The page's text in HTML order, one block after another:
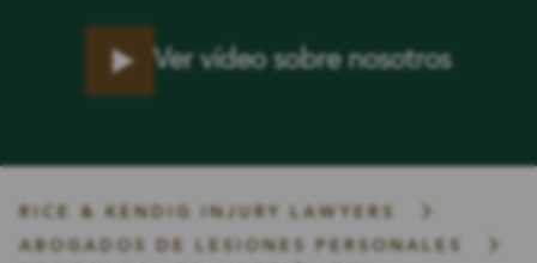
Ver vídeo sobre nosotros
RICE & KENDIG INJURY LAWYERS
ABOGADOS DE LESIONES PERSONALES